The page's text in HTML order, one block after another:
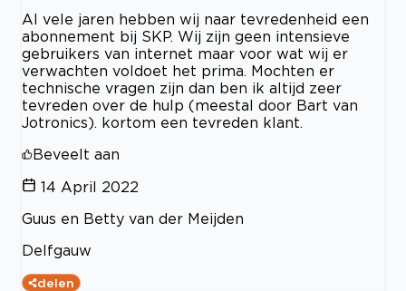
Al vele jaren hebben wij naar tevredenheid een
abonnement bij SKP. Wij zijn geen intensieve
gebruikers van internet maar voor wat wij er
verwachten voldoet het prima. Mochten er
technische vragen zijn dan ben ik altijd zeer
tevreden over de hulp (meestal door Bart van
Jotronics). kortom een tevreden klant.
Beveelt aan
14 April 2022
Guus en Betty van der Meijden
Delfgauw
delen